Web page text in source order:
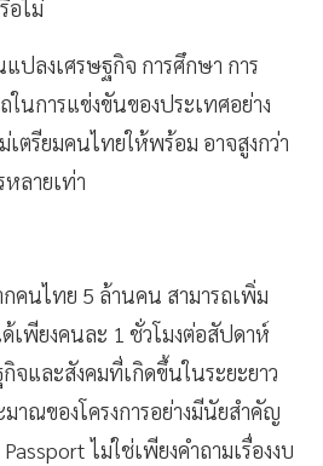
อไม่
ปลงเศรษฐกิจ การศึกษา การ
ในการแข่งขันของประเทศอย่าง
เตรียมคนไทยให้พร้อม อาจสูงกว่า
หลายเท่า
คนไทย 5 ล้านคน สามารถเพิ่ม
เพียงคนละ 1 ชั่วโมงต่อสัปดาห์
จและสังคมที่เกิดขึ้นในระยะยาว
าณของโครงการอย่างมีนัยสำคัญ
ไม่ใช่เพียงคำถามเรื่องงบ